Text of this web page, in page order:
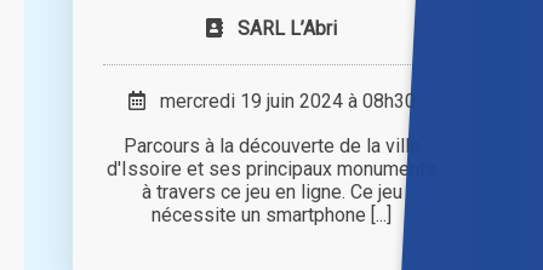
SARL L’Abri
mercredi 19 juin 2024 à 08h30
Parcours à la découverte de la ville
d'Issoire et ses principaux monuments
à travers ce jeu en ligne. Ce jeu
nécessite un smartphone [...]